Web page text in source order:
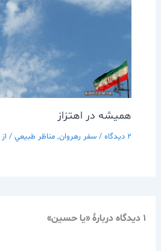
هميشه در اهتزاز
2 دیدگاه / سفر رهروان, مناظر طبيعي/ از
1 دیدگاه دربارهٔ «يا حسين»